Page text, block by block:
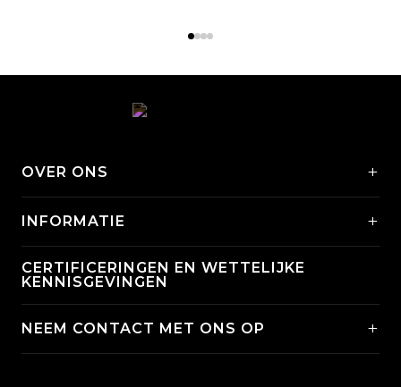
OVER ONS +
INFORMATIE +
CERTIFICERINGEN EN WETTELIJKE
KENNISGEVINGEN
NEEM CONTACT MET ONS OP +